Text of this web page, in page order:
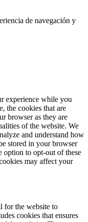
de navegación y
experience while you
the cookies that are
browser as they are
of the website. We
and understand how
stored in your browser
option to opt-out of these
may affect your
for the website to
cookies that ensures